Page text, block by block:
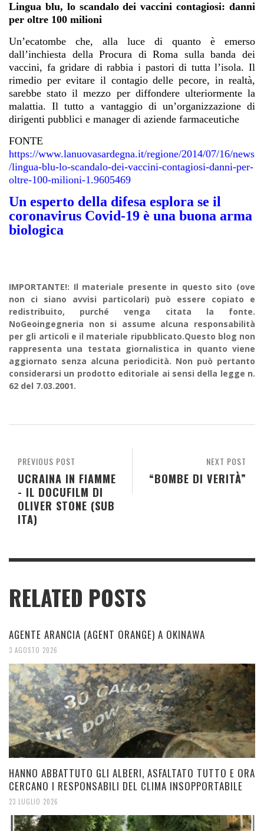
Lingua blu, lo scandalo dei vaccini contagiosi: danni
per oltre 100 milioni
Un’ecatombe che, alla luce di quanto è emerso
dall’inchiesta della Procura di Roma sulla banda dei
vaccini, fa gridare di rabbia i pastori di tutta l’isola. Il
rimedio per evitare il contagio delle pecore, in realtà,
sarebbe stato il mezzo per diffondere ulteriormente la
malattia. Il tutto a vantaggio di un’organizzazione di
dirigenti pubblici e manager di aziende farmaceutiche
FONTE
https://www.lanuovasardegna.it/regione/2014/07/16/news
/lingua-blu-lo-scandalo-dei-vaccini-contagiosi-danni-per-
oltre-100-milioni-1.9605469
Un esperto della difesa esplora se il
coronavirus Covid-19 è una buona arma
biologica
IMPORTANTE!: Il materiale presente in questo sito (ove
non ci siano avvisi particolari) può essere copiato e
redistribuito, purché venga citata la fonte.
NoGeoingegneria non si assume alcuna responsabilità
per gli articoli e il materiale ripubblicato.Questo blog non
rappresenta una testata giornalistica in quanto viene
aggiornato senza alcuna periodicità. Non può pertanto
considerarsi un prodotto editoriale ai sensi della legge n.
62 del 7.03.2001.
NEXT POST
“BOMBE DI VERITÀ”
PREVIOUS POST
UCRAINA IN FIAMME
- IL DOCUFILM DI
OLIVER STONE (SUB
ITA)
RELATED POSTS
AGENTE ARANCIA (AGENT ORANGE) A OKINAWA
3 AGOSTO 2026
HANNO ABBATTUTO GLI ALBERI, ASFALTATO TUTTO E ORA
CERCANO I RESPONSABILI DEL CLIMA INSOPPORTABILE
23 LUGLIO 2026